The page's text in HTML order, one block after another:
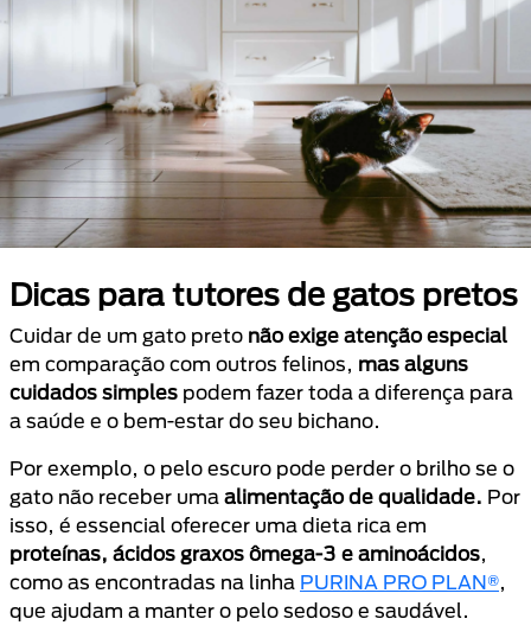
Dicas para tutores de gatos pretos
Cuidar de um gato preto não exige atenção especial
em comparação com outros felinos, mas alguns
cuidados simples podem fazer toda a diferença para
a saúde e o bem-estar do seu bichano.
Por exemplo, o pelo escuro pode perder o brilho se o
gato não receber uma alimentação de qualidade. Por
isso, é essencial oferecer uma dieta rica em
proteínas, ácidos graxos ômega-3 e aminoácidos,
como as encontradas na linha PURINA PRO PLAN®,
que ajudam a manter o pelo sedoso e saudável.